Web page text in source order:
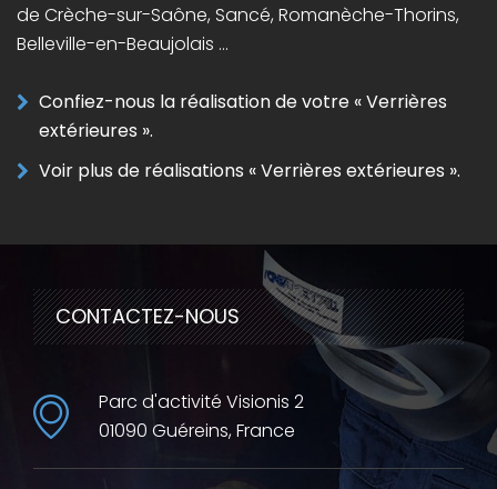
de Crèche-sur-Saône, Sancé, Romanèche-Thorins,
Belleville-en-Beaujolais …
Confiez-nous la réalisation de votre « Verrières
extérieures ».
Voir plus de réalisations « Verrières extérieures ».
CONTACTEZ-NOUS
Parc d'activité Visionis 2
01090 Guéreins, France